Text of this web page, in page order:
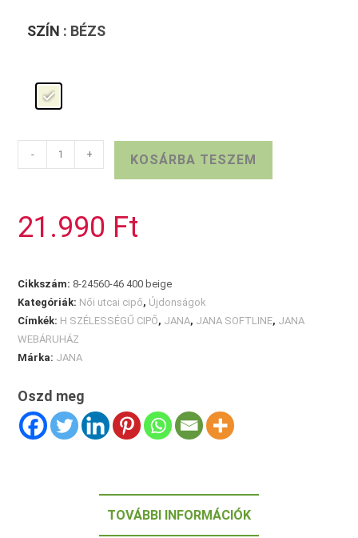
SZÍN : BÉZS
JANA
mennyiség
- + KOSÁRBA TESZEM
21.990 Ft
Cikkszám: 8-24560-46 400 beige
Kategóriák: Női utcai cipő, Újdonságok
Címkék: H SZÉLESSÉGŰ CIPŐ, JANA, JANA SOFTLINE, JANA
WEBÁRUHÁZ
Márka: JANA
Oszd meg
TOVÁBBI INFORMÁCIÓK